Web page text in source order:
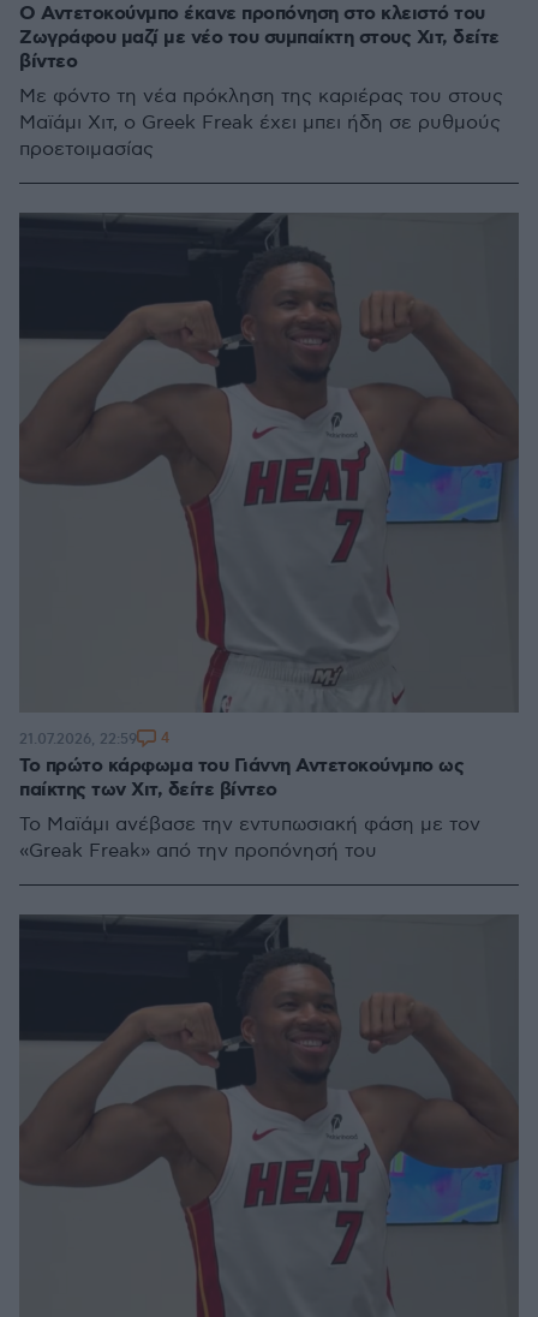
Ο Αντετοκούνμπο έκανε προπόνηση στο κλειστό του
Ζωγράφου μαζί με νέο του συμπαίκτη στους Χιτ, δείτε
βίντεο
Με φόντο τη νέα πρόκληση της καριέρας του στους
Μαϊάμι Χιτ, ο Greek Freak έχει μπει ήδη σε ρυθμούς
προετοιμασίας
Το πρώτο κάρφωμα του Γιάννη Αντετοκούνμπο ως
παίκτης των Χιτ, δείτε βίντεο
Το Μαϊάμι ανέβασε την εντυπωσιακή φάση με τον
«Greak Freak» από την προπόνησή του
21.07.2026, 22:59 4